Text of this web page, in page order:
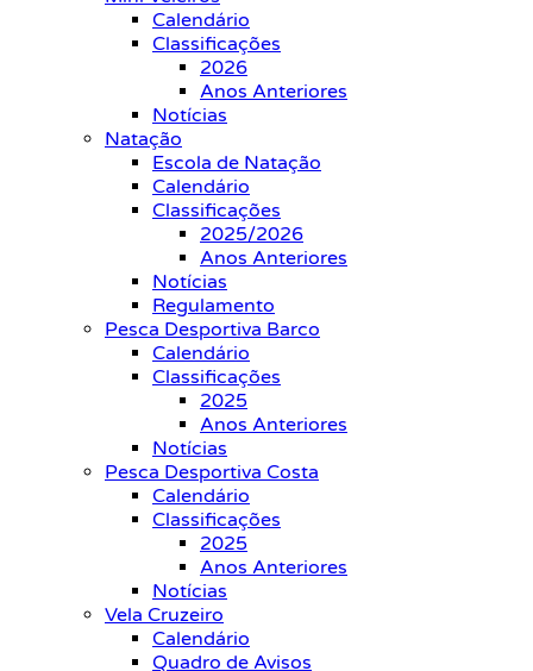
Calendário
Classificações
2026
Anos Anteriores
Notícias
Natação
Escola de Natação
Calendário
Classificações
2025/2026
Anos Anteriores
Notícias
Regulamento
Pesca Desportiva Barco
Calendário
Classificações
2025
Anos Anteriores
Notícias
Pesca Desportiva Costa
Calendário
Classificações
2025
Anos Anteriores
Notícias
Vela Cruzeiro
Calendário
Quadro de Avisos